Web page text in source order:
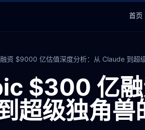
首页
资 $9000 亿估值深度分析：从 Claude 到超
$300 亿融
超级独角兽